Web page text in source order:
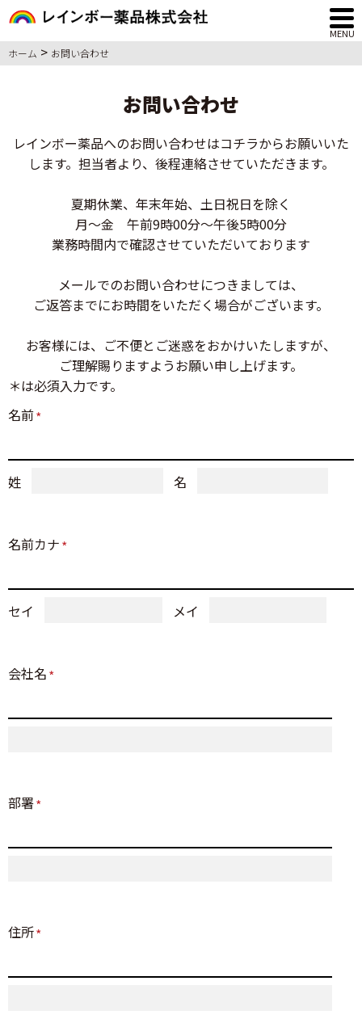
ホーム > お問い合わせ
お問い合わせ
レインボー薬品へのお問い合わせはコチラからお願いいた
します。 担当者より、後程連絡させていただきます。
夏期休業、年末年始、土日祝日を除く
月～金 午前9時00分〜午後5時00分
業務時間内で確認させていただいております
メールでのお問い合わせにつきましては、
ご返答までにお時間をいただく場合がございます。
お客様には、ご不便とご迷惑をおかけいたしますが、
ご理解賜りますようお願い申し上げます。
＊は必須入力です。
名前*
姓 名
名前カナ*
セイ メイ
会社名*
部署*
住所*
MENU